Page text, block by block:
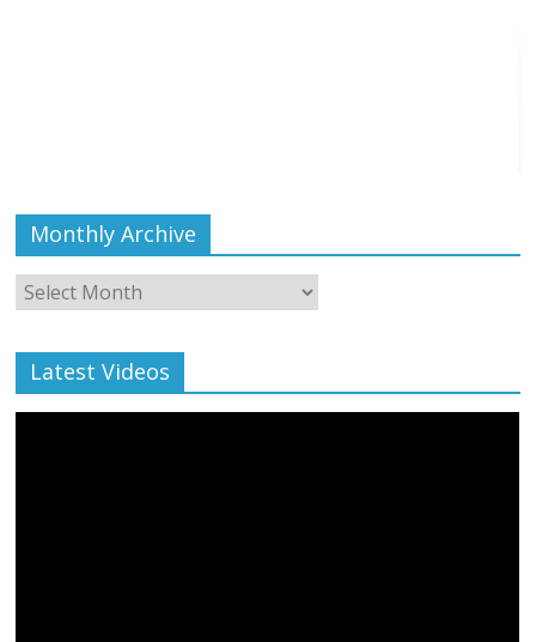
Monthly Archive
Monthly
Archive
Latest Videos